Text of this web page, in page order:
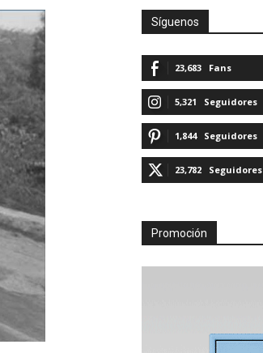
Síguenos
23,683 Fans
5,321 Seguidores
1,844 Seguidores
23,782 Seguidores
Promoción